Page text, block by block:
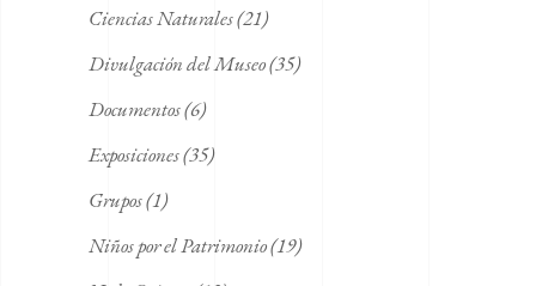
Ciencias Naturales(21)
Divulgación del Museo(35)
Documentos(6)
Exposiciones(35)
Grupos(1)
Niños por el Patrimonio(19)